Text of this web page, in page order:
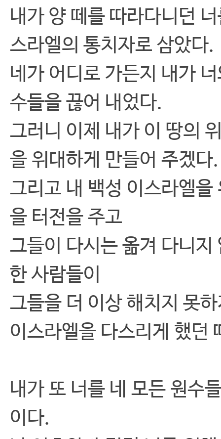
내가 양 떼를 따라다니던
스라엘의 통치자로 삼았다.
네가 어디로 가든지 내가
수들을 끊어 내었다.
그러니 이제 내가 이 땅의
을 위대하게 만들어 주겠다.
그리고 내 백성 이스라엘
을 터전을 주고
그들이 다시는 옮겨 다니
한 사람들이
그들을 더 이상 해치지 못
이스라엘을 다스리게 했던
내가 또 너를 네 모든 원수
이다.